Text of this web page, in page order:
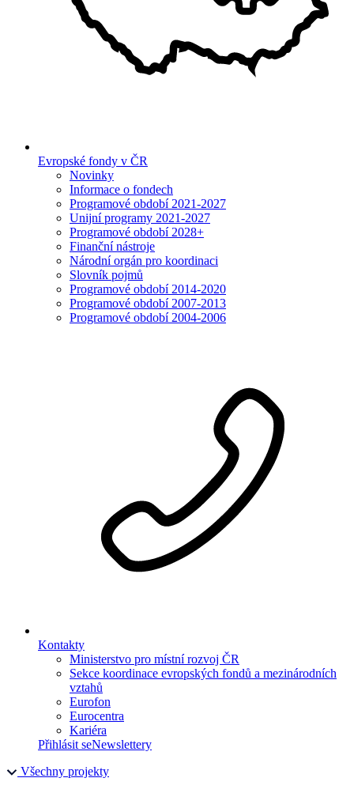
Evropské fondy v ČR
Novinky
Informace o fondech
Programové období 2021-2027
Unijní programy 2021-2027
Programové období 2028+
Finanční nástroje
Národní orgán pro koordinaci
Slovník pojmů
Programové období 2014-2020
Programové období 2007-2013
Programové období 2004-2006
Kontakty
Ministerstvo pro místní rozvoj ČR
Sekce koordinace evropských fondů a mezinárodních
vztahů
Eurofon
Eurocentra
Kariéra
Přihlásit seNewslettery
Všechny projekty